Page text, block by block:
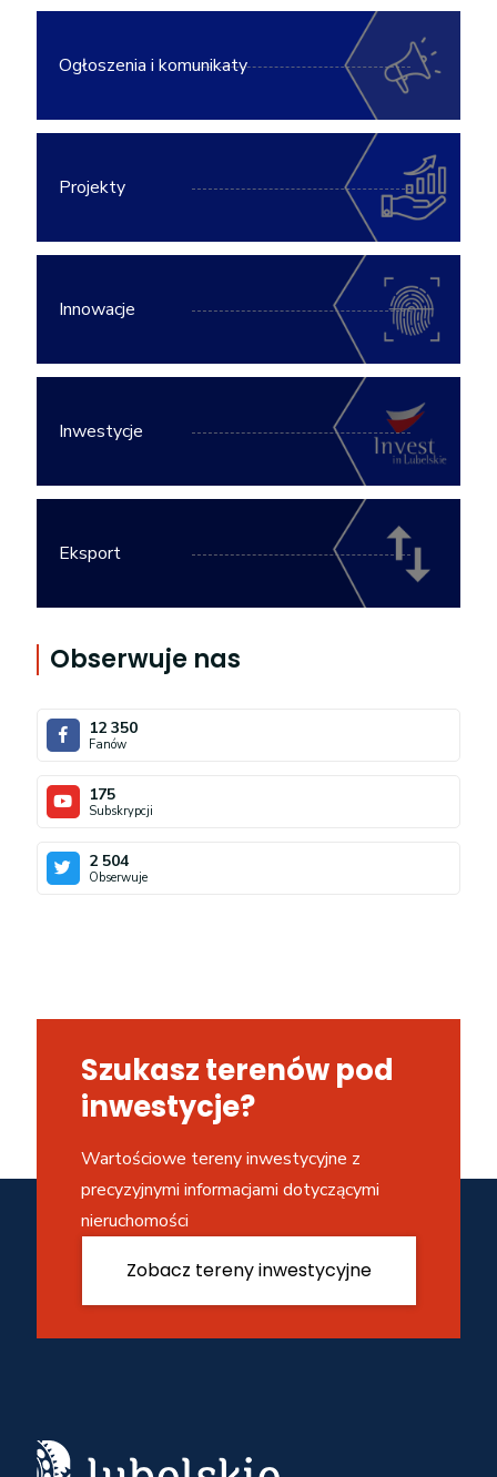
Ogłoszenia i komunikaty
Projekty
Innowacje
Inwestycje
Eksport
Obserwuje nas
12 350
Fanów
175
Subskrypcji
2 504
Obserwuje
Szukasz terenów pod
inwestycje?
Wartościowe tereny inwestycyjne z
precyzyjnymi informacjami dotyczącymi
nieruchomości
Zobacz tereny inwestycyjne